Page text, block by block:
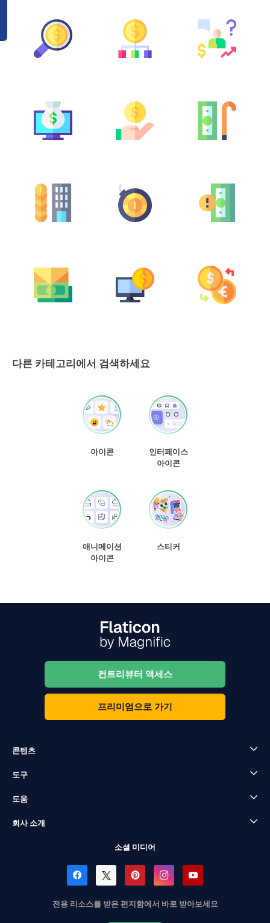
다른 카테고리에서 검색하세요
아이콘
인터페이스
아이콘
애니메이션
아이콘
스티커
컨트리뷰터 액세스
프리미엄으로 가기
콘텐츠
도구
도움
회사 소개
소셜 미디어
전용 리소스를 받은 편지함에서 바로 받아보세요